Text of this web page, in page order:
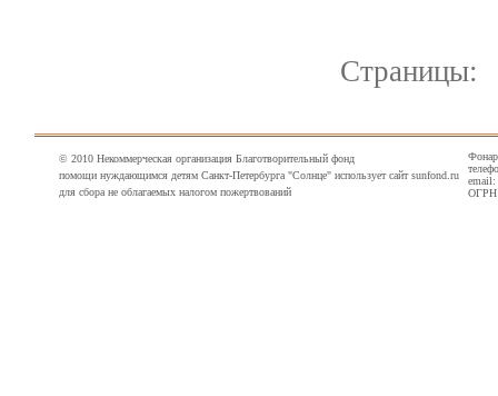
© 2010 Некоммерческая организация Благотворительный фонд
помощи нуждающимся детям Санкт-Петербурга "Солнце" использует сайт sunfond.ru
для сбора не облагаемых налогом пожертвований
email:
ОГРН